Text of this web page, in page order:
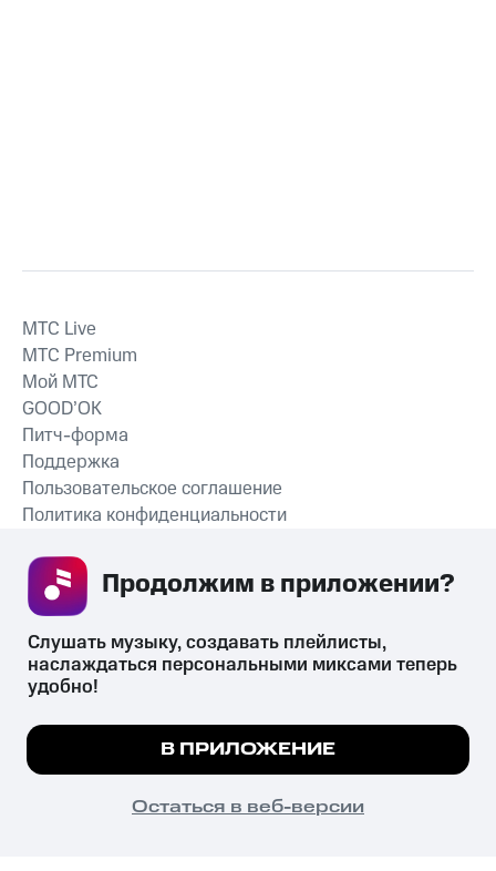
СКАЧАТЬ ПРИЛОЖЕНИЕ
MTС Live
MTС Premium
Мой МТС
GOOD’OK
Питч-форма
Поддержка
Пользовательское соглашение
Политика конфиденциальности
психотропных веществ, их аналогов причиняет вред здоровью,
их незаконный оборот запрещён и влечёт установленную
законодательством ответственность.
© 2026 ООО «КИОН».
Все права защищены
Мы используем куки, чтобы на сайте все
Подробнее
ПОНЯТНО
Слушать музыку, создавать плейлисты,
наслаждаться персональными миксами теперь
удобно!
В ПРИЛОЖЕНИЕ
Остаться в веб-версии